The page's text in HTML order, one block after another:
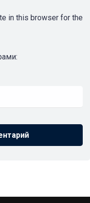
in this browser for the